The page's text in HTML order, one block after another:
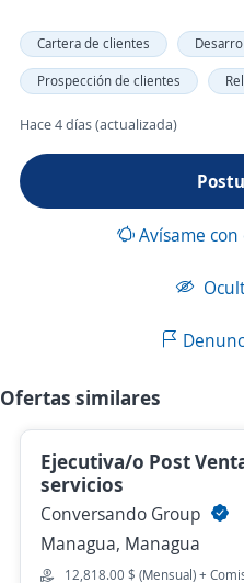
Cartera de clientes
Prospección de clientes
Hace 4 días (actualizada)
Avísame
Ofertas similares
Ejecutiva/o Post
servicios
Conversando Group
Managua, Managua
12,818.00 $ (Mensual) +